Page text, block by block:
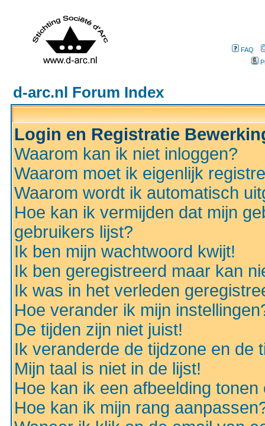
FAQ
d-arc.nl Forum Index
Login en Registratie
Waarom kan ik niet inloggen?
Waarom moet ik eigenlijk
Waarom wordt ik automatisch
Hoe kan ik vermijden dat mijn
gebruikers lijst?
Ik ben mijn wachtwoord kwijt!
Ik ben geregistreerd maar kan
Ik was in het verleden
Hoe verander ik mijn
De tijden zijn niet juist!
Ik veranderde de tijdzone en de
Mijn taal is niet in de lijst!
Hoe kan ik een afbeelding
Hoe kan ik mijn rang